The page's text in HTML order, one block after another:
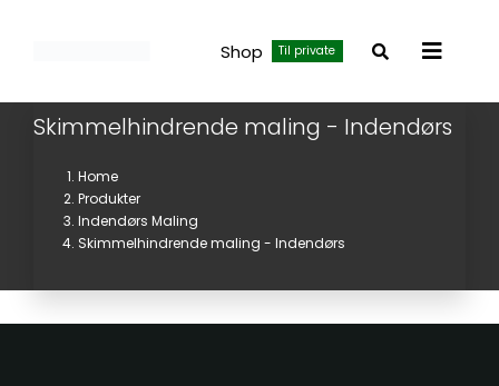
Shop Til private
Toggle
Skimmelhindrende maling - Indendørs
Home
Produkter
Indendørs Maling
Skimmelhindrende maling - Indendørs